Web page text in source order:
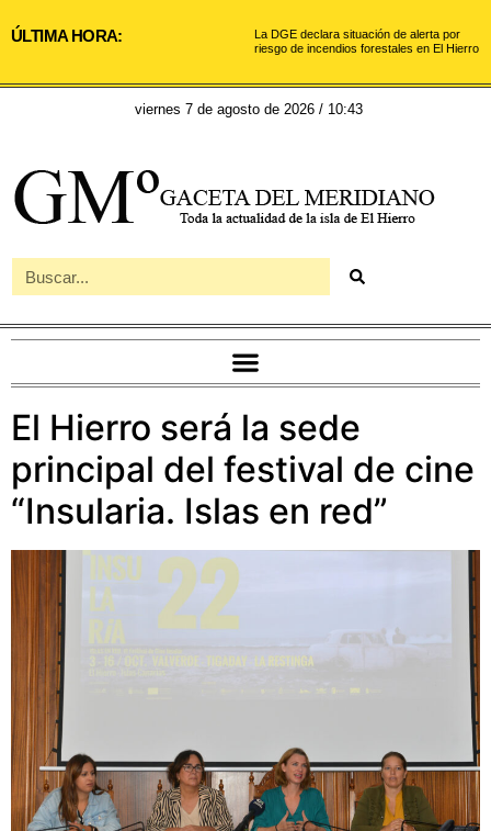
ÚLTIMA HORA:
La DGE declara situación de alerta por
riesgo de incendios forestales en El Hierro
viernes 7 de agosto de 2026 / 10:43
El Hierro será la sede
principal del festival de cine
“Insularia. Islas en red”